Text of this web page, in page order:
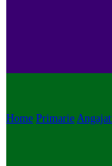
Home Primarie